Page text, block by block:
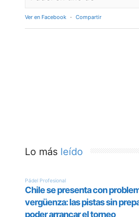
Ver en Facebook · Compartir
Lo más leído